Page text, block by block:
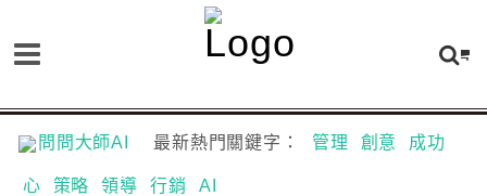
問問大師AI 最新熱門關鍵字： 管理 創意 成功
心 策略 領導 行銷 AI